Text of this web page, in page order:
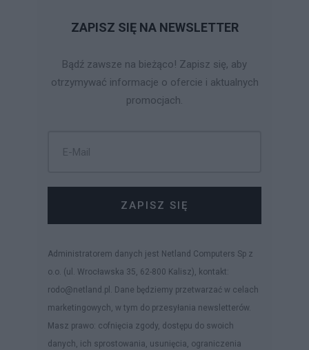
ZAPISZ SIĘ NA NEWSLETTER
Bądź zawsze na bieżąco! Zapisz się, aby
otrzymywać informacje o ofercie i aktualnych
promocjach.
ZAPISZ SIĘ
Administratorem danych jest Netland Computers Sp z
o.o. (ul. Wrocławska 35, 62-800 Kalisz), kontakt:
rodo@netland.pl. Dane będziemy przetwarzać w celach
marketingowych, w tym do przesyłania newsletterów.
Masz prawo: cofnięcia zgody, dostępu do swoich
danych, ich sprostowania, usunięcia, ograniczenia